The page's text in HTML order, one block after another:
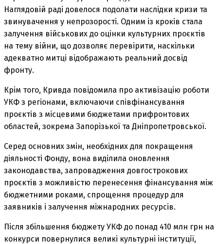
Наглядовій раді довелося подолати наслідки кризи та
звинувачення у непрозорості. Одним із кроків стала
залучення військових до оцінки культурних проєктів
на тему війни, що дозволяє перевірити, наскільки
адекватно митці відображають реальний досвід
фронту.
Крім того, Кривда повідомила про активізацію роботи
УКФ з регіонами, включаючи співфінансування
проєктів з місцевими бюджетами прифронтових
областей, зокрема Запорізької та Дніпропетровської.
Серед основних змін, необхідних для покращення
діяльності Фонду, вона виділила оновлення
законодавства, запровадження довгострокових
проєктів з можливістю перенесення фінансування між
бюджетними роками, спрощення процедур для
заявників і залучення міжнародних ресурсів.
Після збільшення бюджету УКФ до понад 410 млн грн на
конкурси повернулися великі культурні інституції,